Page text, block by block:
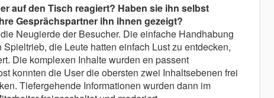
auf den Tisch reagiert? Haben sie ihn selbst
Gesprächspartner ihn ihnen gezeigt?
Neugierde der Besucher. Die einfache Handhabung
die Leute hatten einfach Lust zu entdecken,
Die komplexen Inhalte wurden en passent
konnten die User die obersten zwei Inhaltsebenen frei
Tiefergehende Informationen wurden dann im